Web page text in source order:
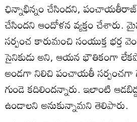
ఛిన్నాభిన్నం చేసిందని, పంచాయతీరాజ్‌
చేసిందని ఆందోళన వ్యక్తం
సర్పంచ కారుమంచి సంయుక్త భర్త
సైనికుడు అని, ఆయన భౌతికంగా
అండగా నిలిచి పంచాయతీ సర్పంచగా
గుండె కదిలిందన్నారు. ఇలాంటి
ఉండాలని అనుకున్నామని తెలిపారు.